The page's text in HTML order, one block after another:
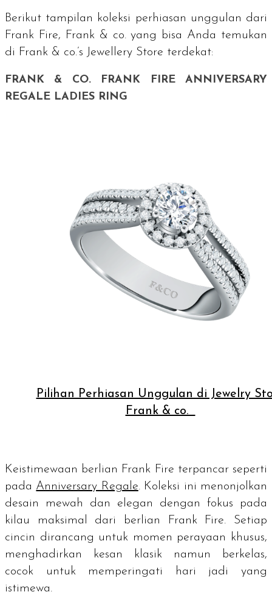
Berikut tampilan koleksi perhiasan unggulan dari
Frank Fire, Frank & co. yang bisa Anda temukan
di Frank & co.’s Jewellery Store terdekat:
FRANK & CO. FRANK FIRE ANNIVERSARY
REGALE LADIES RING
Pilihan Perhiasan Unggulan di Jewelry
Frank & co.
Keistimewaan berlian Frank Fire terpancar seperti
pada Anniversary Regale. Koleksi ini menonjolkan
desain mewah dan elegan dengan fokus pada
kilau maksimal dari berlian Frank Fire. Setiap
cincin dirancang untuk momen perayaan khusus,
menghadirkan kesan klasik namun berkelas,
cocok untuk memperingati hari jadi yang
istimewa.